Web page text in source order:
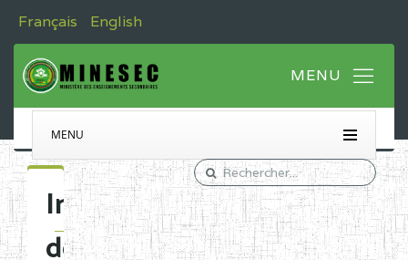
Français English
MENU
Immatriculation
des